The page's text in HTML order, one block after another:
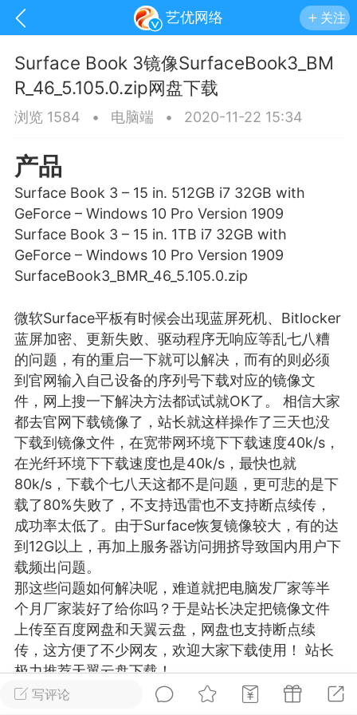
艺优网络 关注
游戏 兴趣 美图
问答 闲谈 官方
任务 排行 历史
网络
VIP 7
29 21:24
电脑端 Surface Laptop Go 2
Laptop Go 2镜像
网盘下载
Laptop Go 2 i5/8/128 – Windows
写评论
Surface Book 3镜像SurfaceBook3_BM
R_46_5.105.0.zip网盘下载
浏览 1584 • 电脑端 • 2020-11-22 15:34
产品
Surface Book 3 – 15 in. 512GB i7 32GB with
GeForce – Windows 10 Pro Version 1909
Surface Book 3 – 15 in. 1TB i7 32GB with
GeForce – Windows 10 Pro Version 1909
SurfaceBook3_BMR_46_5.105.0.zip
微软Surface平板有时候会出现蓝屏死机、Bitlocker
蓝屏加密、更新失败、驱动程序无响应等乱七八糟
的问题，有的重启一下就可以解决，而有的则必须
到官网输入自己设备的序列号下载对应的镜像文
件，网上搜一下解决方法都试试就OK了。 相信大家
都去官网下载镜像了，站长就这样操作了三天也没
下载到镜像文件，在宽带网环境下下载速度40k/s，
在光纤环境下下载速度也是40k/s，最快也就
80k/s，下载个七八天这都不是问题，更可悲的是下
载了80%失败了，不支持迅雷也不支持断点续传，
成功率太低了。由于Surface恢复镜像较大，有的达
到12G以上，再加上服务器访问拥挤导致国内用户下
载频出问题。
那这些问题如何解决呢，难道就把电脑发厂家等半
个月厂家装好了给你吗？于是站长决定把镜像文件
上传至百度网盘和天翼云盘，网盘也支持断点续
传，这方便了不少网友，欢迎大家下载使用！ 站长
极力推荐天翼云盘下载！
注：此教程为微软官网提供的教程，若按此教程不